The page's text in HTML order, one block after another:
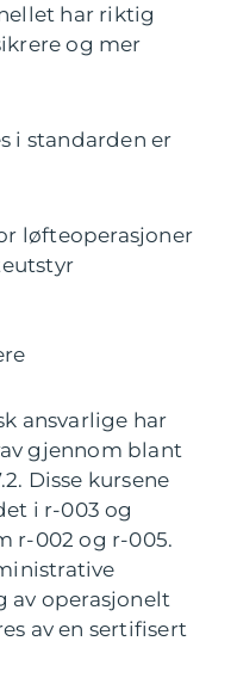
har riktig
og mer
i standarden er
løfteoperasjoner
ansvarlige har
gjennom blant
Disse kursene
i r-003 og
r-002 og r-005.
operasjonelt
av en sertifisert